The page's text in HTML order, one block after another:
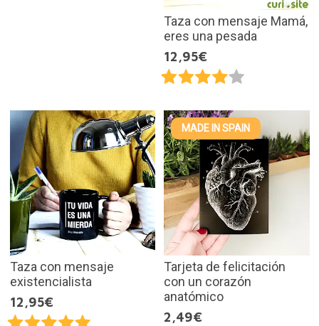
Taza con mensaje Mamá,
eres una pesada
12,95€
Taza con mensaje
existencialista
12,95€
MADE IN SPAIN
Tarjeta de felicitación
con un corazón
anatómico
2,49€